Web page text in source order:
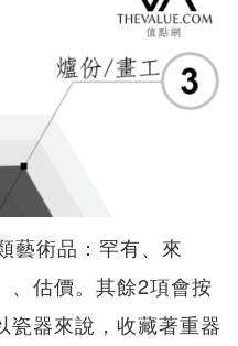
藝術品：罕有、來
、估價。其餘2項會按
瓷器來說，收藏著重器